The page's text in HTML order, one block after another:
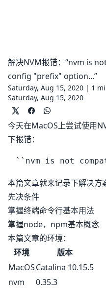
解决NVM报错：“nvm is
config "prefix" option...”
Saturday, Aug 15, 2020 | 1
Saturday, Aug 15, 2020
今天在MacOS上尝试使用
下报错：
本篇文章就来记录下解决方
先决条件
掌握终端命令行基本用法
掌握node，npm基本概念
本篇文章的环境：
环境
版本
MacOSCatalina 10.15.5
nvm
0.35.3